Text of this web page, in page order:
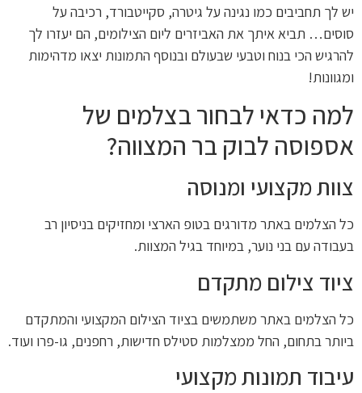
יש לך תחביבים כמו נגינה על גיטרה, סקייטבורד, רכיבה על
סוסים… תביא איתך את האביזרים ליום הצילומים, הם יעזרו לך
להרגיש הכי בנוח וטבעי שבעולם ובנוסף התמונות יצאו מדהימות
ומגוונות!
למה כדאי לבחור בצלמים של
אספוסה לבוק בר המצווה?
צוות מקצועי ומנוסה
כל הצלמים באתר מדורגים בטופ הארצי ומחזיקים בניסיון רב
בעבודה עם בני נוער, במיוחד בגיל המצוות.
ציוד צילום מתקדם
כל הצלמים באתר משתמשים בציוד הצילום המקצועי והמתקדם
ביותר בתחום, החל ממצלמות סטילס חדישות, רחפנים, גו-פרו ועוד.
עיבוד תמונות מקצועי